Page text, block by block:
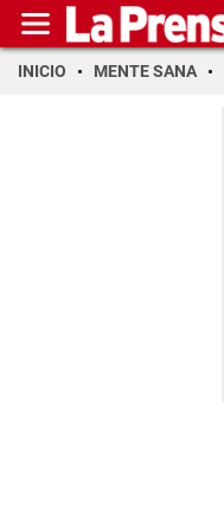
INICIO MENTE SANA